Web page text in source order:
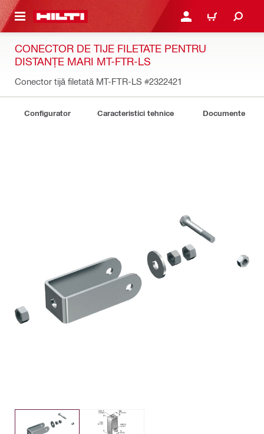
CONTENT CONECTARE SAU
COȘ
CONECTOR DE TIJE FILETATE PENTRU
DISTANȚE MARI MT-FTR-LS
Conector tijă filetată MT-FTR-LS #2322421
Configurator Caracteristici tehnice Documente